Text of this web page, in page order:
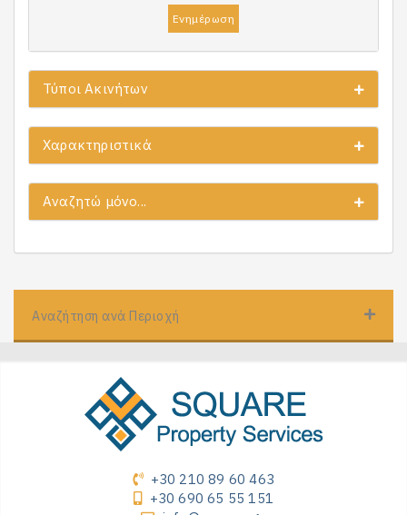
Ενημέρωση
Τύποι Ακινήτων
Χαρακτηριστικά
Αναζητώ μόνο...
Αναζήτηση ανά Περιοχή
+30 210 89 60 463
+30 690 65 55 151